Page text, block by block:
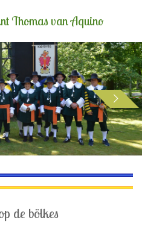
Thomas van Aquino
de bölkes